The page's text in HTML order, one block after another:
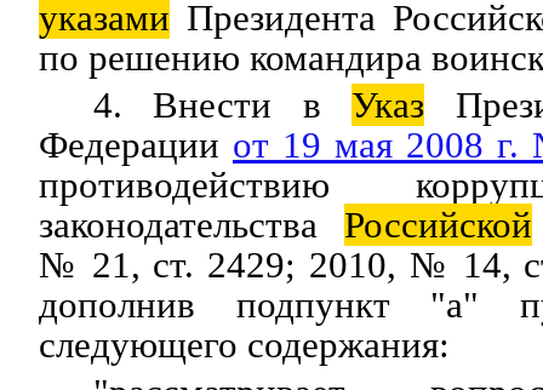
указами Президента
по решению командира
4. Внести в Указ
Федерации от 19 мая 2008
противодействию
законодательства Российской
№ 21, ст. 2429; 2010, № 14,
дополнив подпункт "а"
следующего содержания: